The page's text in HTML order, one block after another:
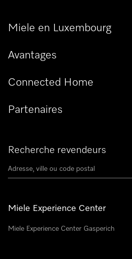
Recherche revendeurs
Miele Experience Center
Miele Experience Center Gasperich
Miele en Luxembourg
Avantages
Connected Home
Partenaires